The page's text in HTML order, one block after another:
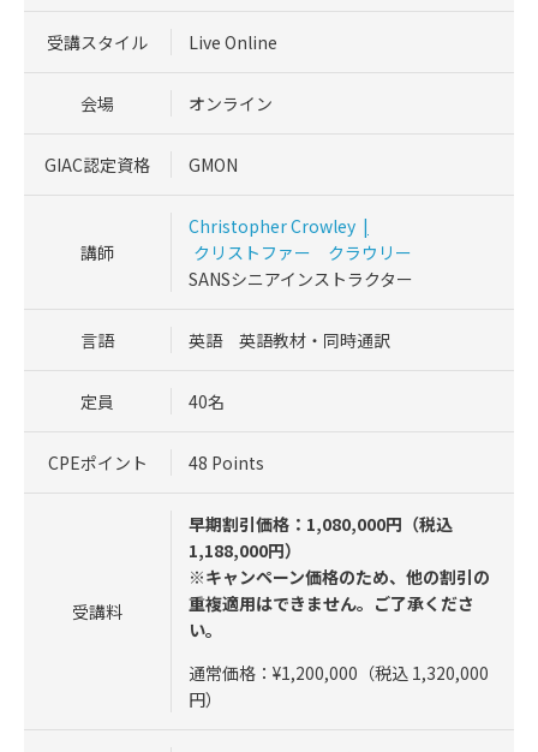
受講スタイル Live Online
会場 オンライン
GIAC認定資格 GMON
講師
Christopher Crowley |
クリストファー クラウリー
SANSシニアインストラクター
言語 英語 英語教材・同時通訳
定員 40名
CPEポイント 48 Points
受講料
早期割引価格：1,080,000円（税込
1,188,000円）
※キャンペーン価格のため、他の割引の
重複適用はできません。ご了承くださ
い。
通常価格：¥1,200,000（税込 1,320,000
円）